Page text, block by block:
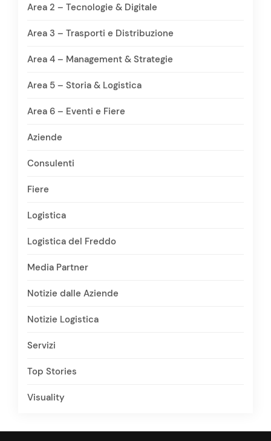
Area 2 – Tecnologie & Digitale
Area 3 – Trasporti e Distribuzione
Area 4 – Management & Strategie
Area 5 – Storia & Logistica
Area 6 – Eventi e Fiere
Aziende
Consulenti
Fiere
Logistica
Logistica del Freddo
Media Partner
Notizie dalle Aziende
Notizie Logistica
Servizi
Top Stories
Visuality